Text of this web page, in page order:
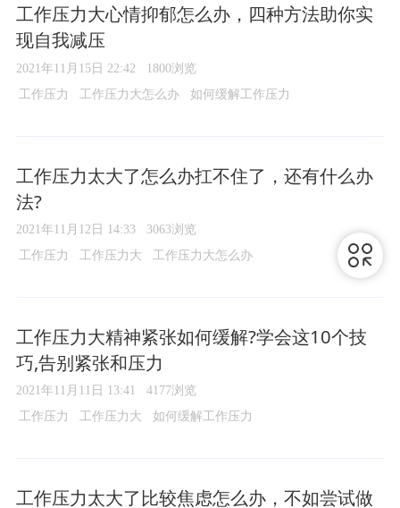
工作压力大心情抑郁怎么办，四种方法助你实
现自我减压
2021年11月15日 22:42 1800浏览
工作压力 工作压力大怎么办 如何缓解工作压力
工作压力太大了怎么办扛不住了，还有什么办
法?
2021年11月12日 14:33 3063浏览
工作压力 工作压力大 工作压力大怎么办
工作压力大精神紧张如何缓解?学会这10个技
巧,告别紧张和压力
2021年11月11日 13:41 4177浏览
工作压力 工作压力大 如何缓解工作压力
工作压力太大了比较焦虑怎么办，不如尝试做